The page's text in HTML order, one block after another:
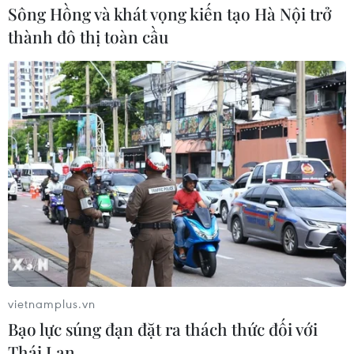
Việt Nam và Lào thúc đẩy hợp tác
05/08/2026 23:43
Phát triển mô hình AI giải mã “ngôn
ngữ của não bộ”
05/08/2026 23:26
Ngoại giao khoa học-
công nghệ trở thành trụ cột mới của
nền đối ngoại Việt Nam
05/08/2026 14:56
Sông Hồng và khát vọng kiến tạo Hà Nội trở
thành đô thị toàn cầu
vietnamplus.vn
Bạo lực súng đạn đặt ra thách thức đối với